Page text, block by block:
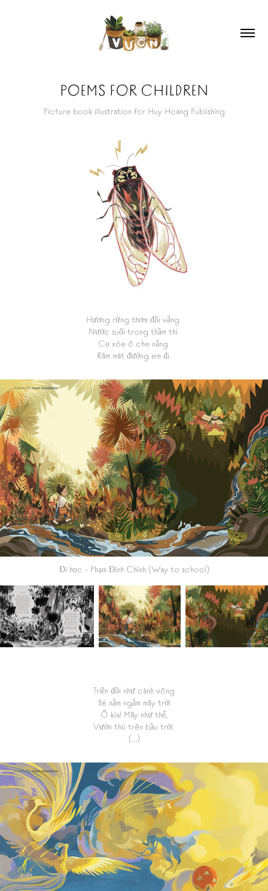
POEMS FOR CHILDREN
Picture book illustration for Huy Hoang Publishing
Hương rừng thơm đồi vắng
Nước suối trong thầm thì
Cọ xòe ô che nắng
Râm mát đường em đi.
Đi học - Phạm Đình Chính (Way to school)
Triền đồi như cánh võng
Bé nằm ngắm mây trời
Ô kìa! Mây như thể,
Vườn thú trên bầu trời.
(...)